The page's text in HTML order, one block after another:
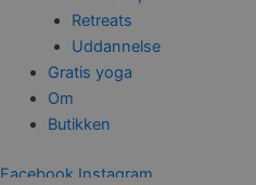
Retreats
Uddannelse
Gratis yoga
Om
Butikken
Facebook Instagram